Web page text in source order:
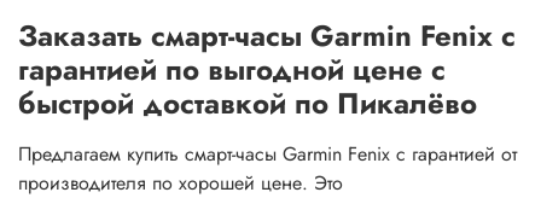
Заказать смарт-часы Garmin Fenix с
гарантией по выгодной цене с
быстрой доставкой по Пикалёво
Предлагаем купить смарт-часы Garmin Fenix с гарантией от
производителя по хорошей цене. Это